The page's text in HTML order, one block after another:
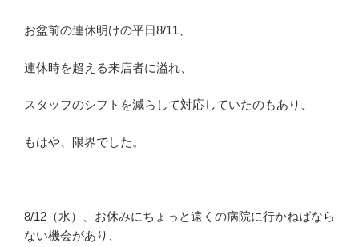
お盆前の連休明けの平日8/11、
連休時を超える来店者に溢れ、
スタッフのシフトを減らして対応していたのもあり、
もはや、限界でした。
8/12（水）、お休みにちょっと遠くの病院に行かねばなら
ない機会があり、